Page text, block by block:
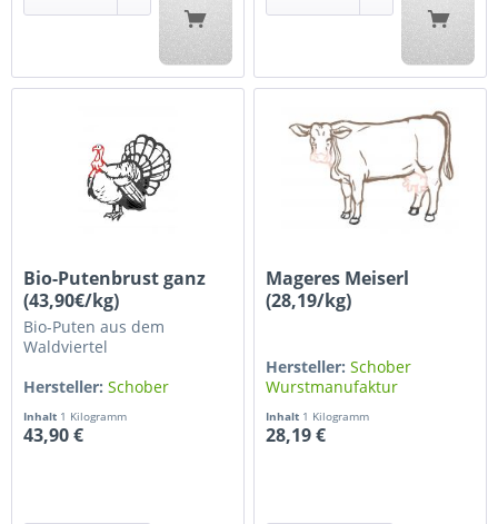
Bio-Putenbrust ganz
(43,90€/kg)
Bio-Puten aus dem
Waldviertel
Hersteller: Schober
Inhalt 1 Kilogramm
43,90 €
Mageres Meiserl
(28,19/kg)
Hersteller: Schober
Wurstmanufaktur
Inhalt 1 Kilogramm
28,19 €